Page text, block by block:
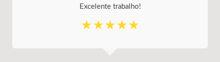
Excelente trabalho!
☆ ☆ ☆ ☆ ☆